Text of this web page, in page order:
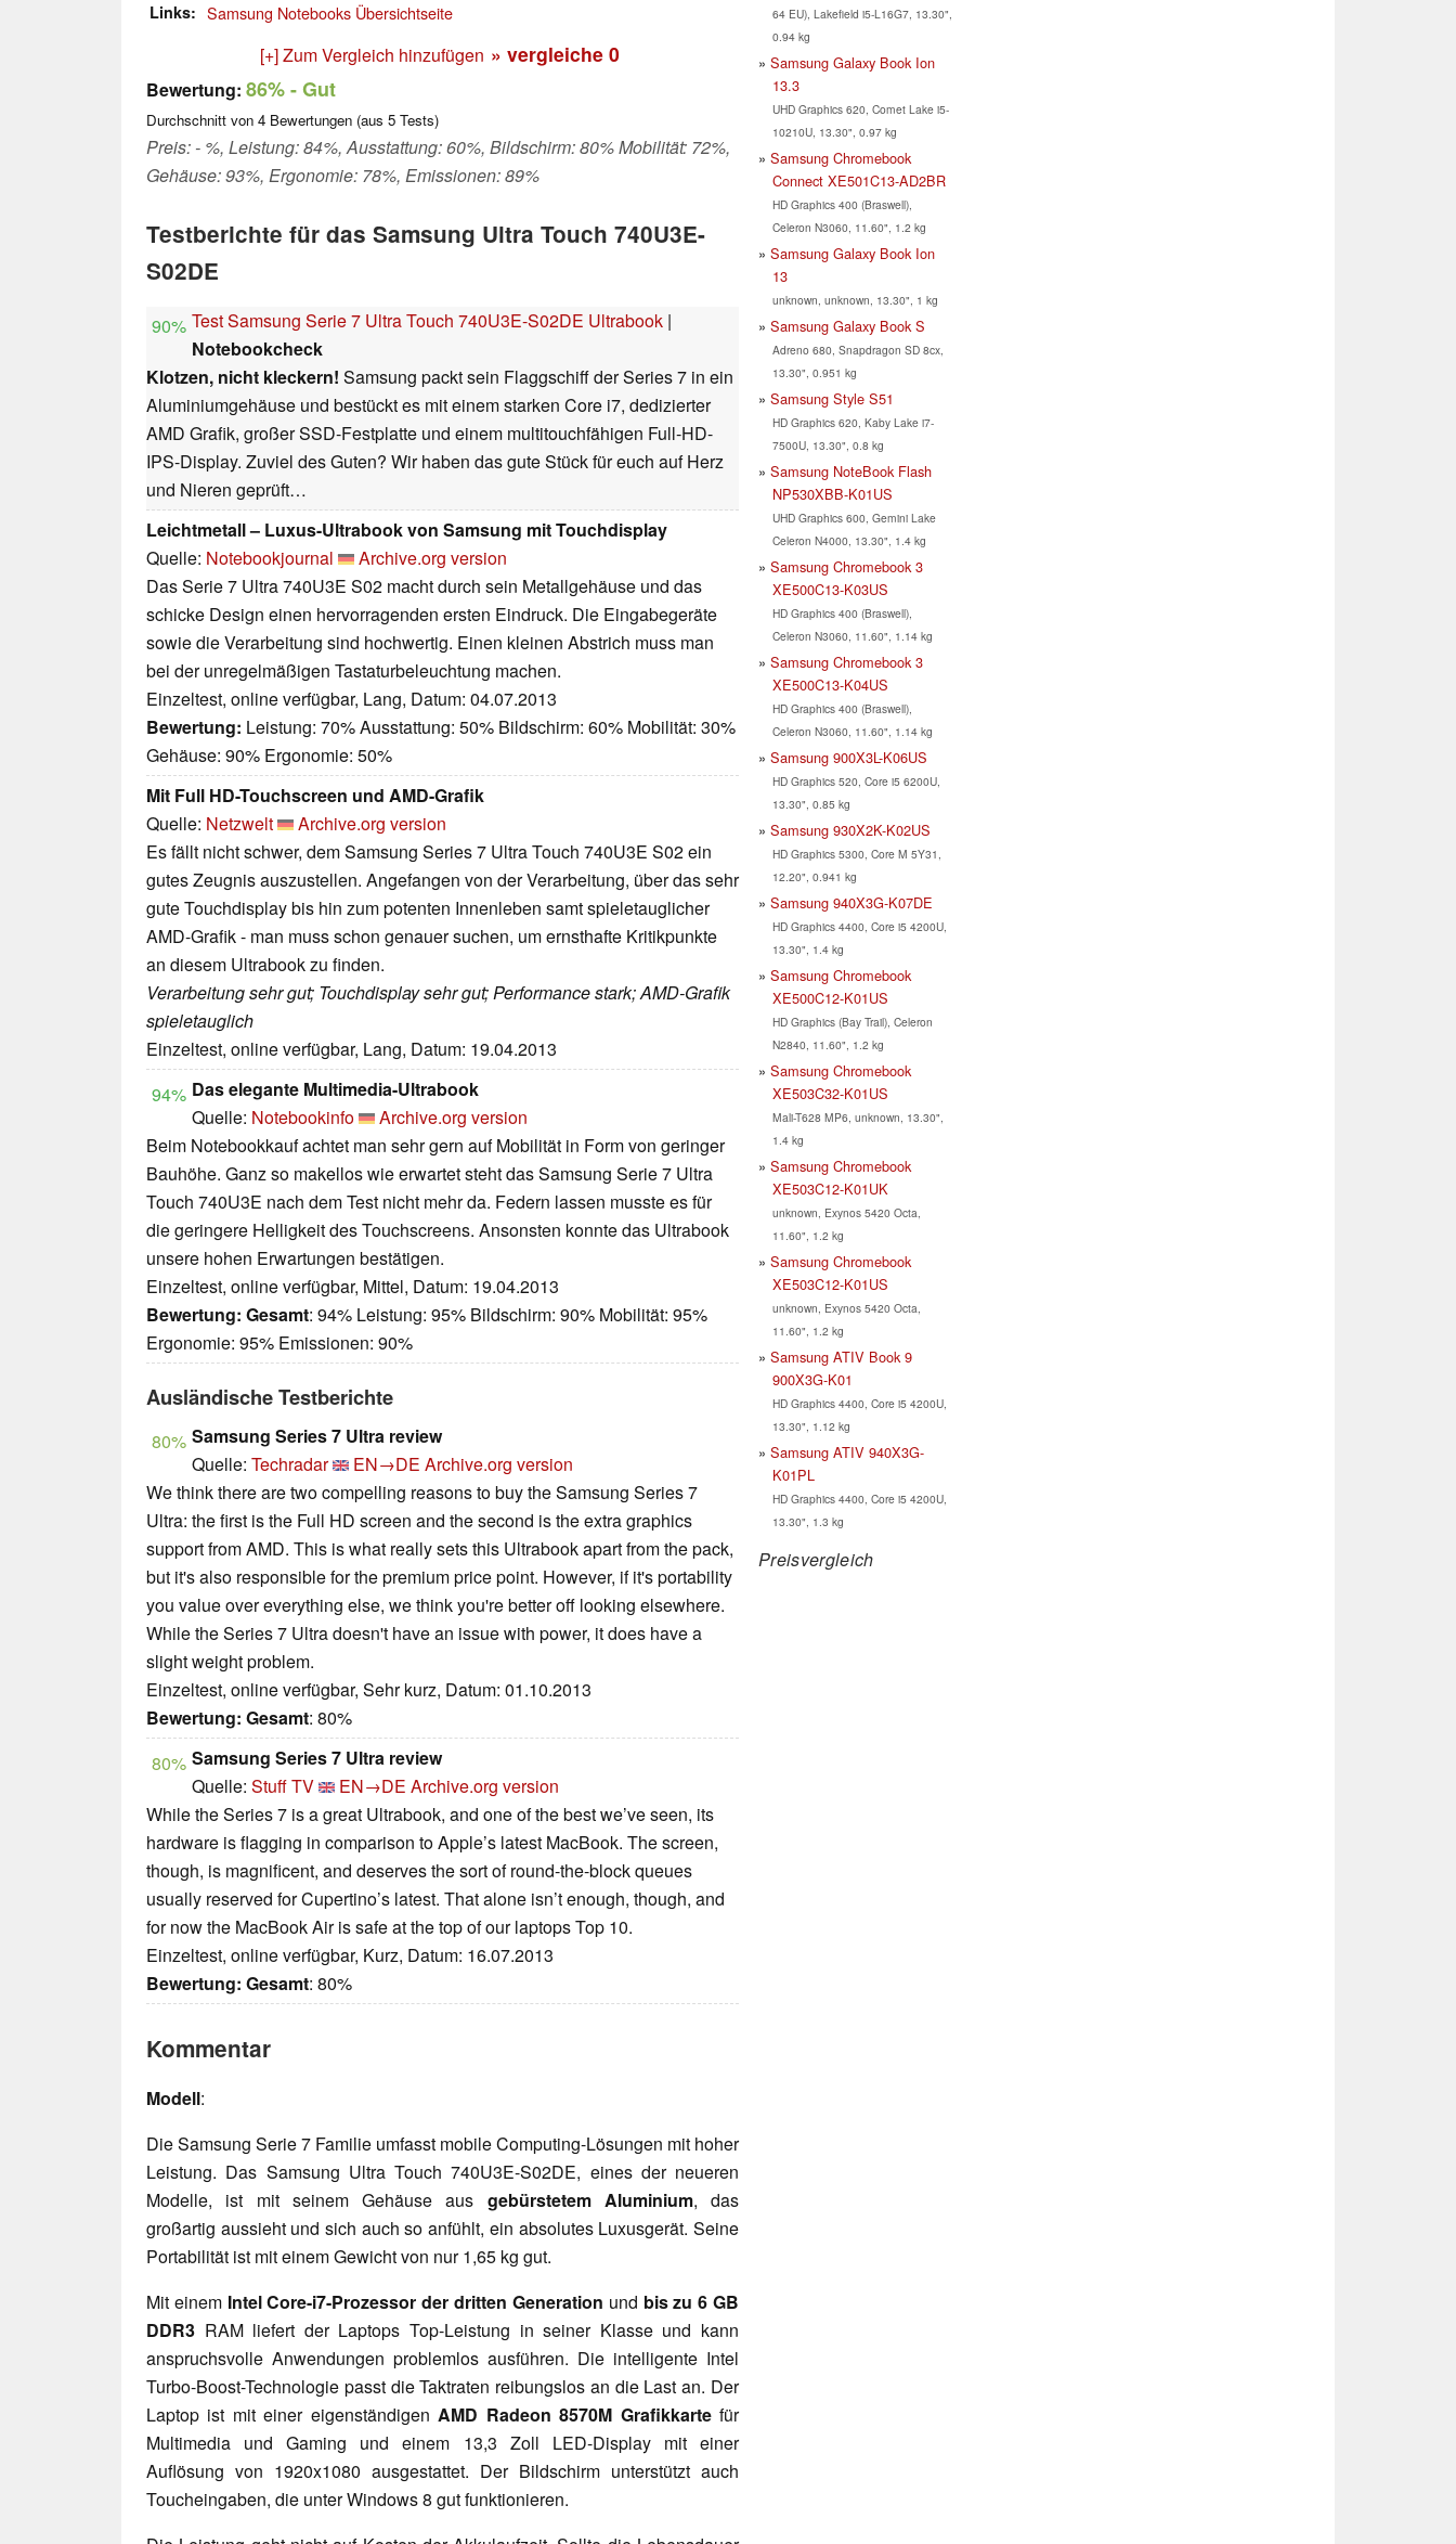
Links Samsung Notebooks Übersichtseite
[+] Zum Vergleich hinzufügen » vergleiche 0
Bewertung: 86%- Gut
Durchschnitt von 4 Bewertungen (aus 5 Tests)
Preis: - %, Leistung: 84%, Ausstattung: 60%, Bildschirm: 80% Mobilität: 72%,
Gehäuse: 93%, Ergonomie: 78%, Emissionen: 89%
Testberichte für das Samsung Ultra Touch 740U3E-
S02DE
90% Test Samsung Serie 7 Ultra Touch 740U3E-S02DE Ultrabook |
Notebookcheck
Klotzen, nicht kleckern! Samsung packt sein Flaggschiff der Series 7 in ein
Aluminiumgehäuse und bestückt es mit einem starken Core i7, dedizierter
AMD Grafik, großer SSD-Festplatte und einem multitouchfähigen Full-HD-
IPS-Display. Zuviel des Guten? Wir haben das gute Stück für euch auf Herz
und Nieren geprüft…
Leichtmetall – Luxus-Ultrabook von Samsung mit Touchdisplay
Quelle: Notebookjournal
Archive.org version
Das Serie 7 Ultra 740U3E S02 macht durch sein Metallgehäuse und das
schicke Design einen hervorragenden ersten Eindruck. Die Eingabegeräte
sowie die Verarbeitung sind hochwertig. Einen kleinen Abstrich muss man
bei der unregelmäßigen Tastaturbeleuchtung machen.
Einzeltest, online verfügbar, Lang, Datum: 04.07.2013
Bewertung: Leistung: 70% Ausstattung: 50% Bildschirm: 60% Mobilität: 30%
Gehäuse: 90% Ergonomie: 50%
Mit Full HD-Touchscreen und AMD-Grafik
Quelle: Netzwelt
Archive.org version
Es fällt nicht schwer, dem Samsung Series 7 Ultra Touch 740U3E S02 ein
gutes Zeugnis auszustellen. Angefangen von der Verarbeitung, über das sehr
gute Touchdisplay bis hin zum potenten Innenleben samt spieletauglicher
AMD-Grafik - man muss schon genauer suchen, um ernsthafte Kritikpunkte
an diesem Ultrabook zu finden.
Verarbeitung sehr gut; Touchdisplay sehr gut; Performance stark; AMD-Grafik
spieletauglich
Einzeltest, online verfügbar, Lang, Datum: 19.04.2013
94% Das elegante Multimedia-Ultrabook
Quelle: Notebookinfo
Archive.org version
Beim Notebookkauf achtet man sehr gern auf Mobilität in Form von geringer
Bauhöhe. Ganz so makellos wie erwartet steht das Samsung Serie 7 Ultra
Touch 740U3E nach dem Test nicht mehr da. Federn lassen musste es für
die geringere Helligkeit des Touchscreens. Ansonsten konnte das Ultrabook
unsere hohen Erwartungen bestätigen.
Einzeltest, online verfügbar, Mittel, Datum: 19.04.2013
Bewertung: Gesamt: 94% Leistung: 95% Bildschirm: 90% Mobilität: 95%
Ergonomie: 95% Emissionen: 90%
Ausländische Testberichte
80% Samsung Series 7 Ultra review
Quelle: Techradar EN→DE Archive.org version
We think there are two compelling reasons to buy the Samsung Series 7
Ultra: the first is the Full HD screen and the second is the extra graphics
support from AMD. This is what really sets this Ultrabook apart from the pack,
but it's also responsible for the premium price point. However, if it's portability
you value over everything else, we think you're better off looking elsewhere.
While the Series 7 Ultra doesn't have an issue with power, it does have a
slight weight problem.
Einzeltest, online verfügbar, Sehr kurz, Datum: 01.10.2013
Bewertung: Gesamt: 80%
80% Samsung Series 7 Ultra review
Quelle: Stuff TV EN→DE Archive.org version
While the Series 7 is a great Ultrabook, and one of the best we’ve seen, its
hardware is flagging in comparison to Apple’s latest MacBook. The screen,
though, is magnificent, and deserves the sort of round-the-block queues
usually reserved for Cupertino’s latest. That alone isn’t enough, though, and
for now the MacBook Air is safe at the top of our laptops Top 10.
Einzeltest, online verfügbar, Kurz, Datum: 16.07.2013
Bewertung: Gesamt: 80%
Kommentar
Modell:
Die Samsung Serie 7 Familie umfasst mobile Computing-Lösungen mit hoher
Leistung. Das Samsung Ultra Touch 740U3E-S02DE, eines der neueren
Modelle, ist mit seinem Gehäuse aus gebürstetem Aluminium, das
großartig aussieht und sich auch so anfühlt, ein absolutes Luxusgerät. Seine
Portabilität ist mit einem Gewicht von nur 1,65 kg gut.
Mit einem Intel Core-i7-Prozessor der dritten Generation und bis zu 6 GB
DDR3 RAM liefert der Laptops Top-Leistung in seiner Klasse und kann
anspruchsvolle Anwendungen problemlos ausführen. Die intelligente Intel
Turbo-Boost-Technologie passt die Taktraten reibungslos an die Last an. Der
Laptop ist mit einer eigenständigenAMD Radeon 8570M Grafikkartefür
Multimedia und Gaming und einem 13,3 Zoll LED-Display mit einer
Auflösung von 1920x1080 ausgestattet. Der Bildschirm unterstützt auch
Toucheingaben, die unter Windows 8 gut funktionieren.
64 EU), Lakefield i5-L16G7, 13.30",
0.94 kg
Samsung Galaxy Book Ion
13.3
UHD Graphics 620, Comet Lake i5-
10210U, 13.30", 0.97 kg
Samsung Chromebook
Connect XE501C13-AD2BR
HD Graphics 400 (Braswell),
Celeron N3060, 11.60", 1.2 kg
Samsung Galaxy Book Ion
13
unknown, unknown, 13.30", 1 kg
Samsung Galaxy Book S
Adreno 680, Snapdragon SD 8cx,
13.30", 0.951 kg
Samsung Style S51
HD Graphics 620, Kaby Lake i7-
7500U, 13.30", 0.8 kg
Samsung NoteBook Flash
NP530XBB-K01US
UHD Graphics 600, Gemini Lake
Celeron N4000, 13.30", 1.4 kg
Samsung Chromebook 3
XE500C13-K03US
HD Graphics 400 (Braswell),
Celeron N3060, 11.60", 1.14 kg
Samsung Chromebook 3
XE500C13-K04US
HD Graphics 400 (Braswell),
Celeron N3060, 11.60", 1.14 kg
Samsung 900X3L-K06US
HD Graphics 520, Core i5 6200U,
13.30", 0.85 kg
Samsung 930X2K-K02US
HD Graphics 5300, Core M 5Y31,
12.20", 0.941 kg
Samsung 940X3G-K07DE
HD Graphics 4400, Core i5 4200U,
13.30", 1.4 kg
Samsung Chromebook
XE500C12-K01US
HD Graphics (Bay Trail), Celeron
N2840, 11.60", 1.2 kg
Samsung Chromebook
XE503C32-K01US
Mali-T628 MP6, unknown, 13.30",
1.4 kg
Samsung Chromebook
XE503C12-K01UK
unknown, Exynos 5420 Octa,
11.60", 1.2 kg
Samsung Chromebook
XE503C12-K01US
unknown, Exynos 5420 Octa,
11.60", 1.2 kg
Samsung ATIV Book 9
900X3G-K01
HD Graphics 4400, Core i5 4200U,
13.30", 1.12 kg
Samsung ATIV 940X3G-
K01PL
HD Graphics 4400, Core i5 4200U,
13.30", 1.3 kg
Preisvergleich